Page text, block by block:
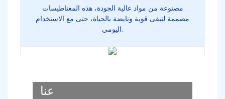
مصنوعة من مواد عالية الجودة، هذه المغناطيسات
مصممة لتبقى قوية ونابضة بالحياة، حتى مع الاستخدام
اليومي.
عنا